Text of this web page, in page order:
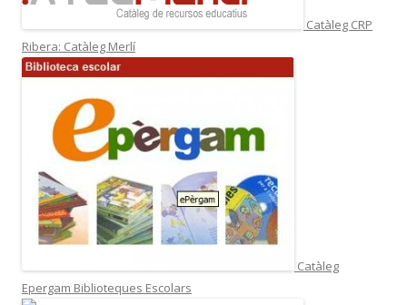
Catàleg CRP
Ribera: Catàleg Merlí
Catàleg
Epergam Biblioteques Escolars